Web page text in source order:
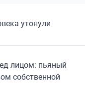
утонули
лицом: пьяный
собственной